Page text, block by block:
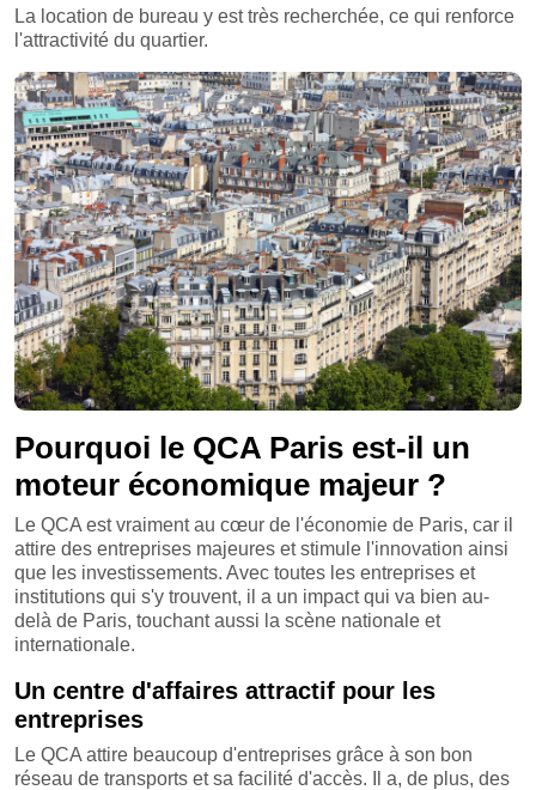
La location de bureau y est très recherchée, ce qui renforce
l'attractivité du quartier.
Pourquoi le QCA Paris est-il un
moteur économique majeur ?
Le QCA est vraiment au cœur de l'économie de Paris, car il
attire des entreprises majeures et stimule l'innovation ainsi
que les investissements. Avec toutes les entreprises et
institutions qui s'y trouvent, il a un impact qui va bien au-
delà de Paris, touchant aussi la scène nationale et
internationale.
Un centre d'affaires attractif pour les
entreprises
Le QCA attire beaucoup d'entreprises grâce à son bon
réseau de transports et sa facilité d'accès. Il a, de plus, des